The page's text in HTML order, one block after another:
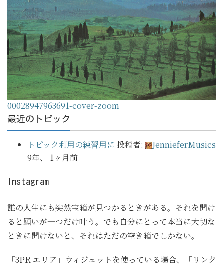
00028947963691-cover-zoom
最近のトピック
トピック利用の練習用に 投稿者:
JennieferMusics
9年、 1ヶ月前
Instagram
誰の人生にも突然宝箱が見つかるときがある。それを開け
ると願いが一つだけ叶う。でも自分にとって本当に大切な
ときに開けないと、それはただの空き箱でしかない。
「3PR エリア」ウィジェットを使っている場合、「リンク